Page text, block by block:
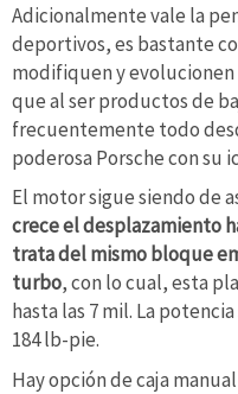
Adicionalmente vale la
deportivos, es bastante
modifiquen y
que al ser productos de
frecuentemente todo
poderosa Porsche con su
El motor sigue siendo de
crece el desplazamiento
trata del mismo bloque
turbo, con lo cual, esta
hasta las 7 mil. La
184 lb-pie.
Hay opción de caja